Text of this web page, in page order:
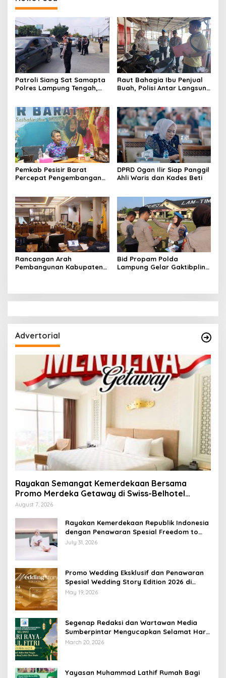
Patroli Siang Sat Samapta
Polres Lampung Tengah,
Raut Bahagia Ibu Penjual
Buah, Polisi Antar Langsung
Pemkab Pesisir Barat
Percepat Pengembangan
DPRD Ogan Ilir Siap Panggil
Ahli Waris dan Kades Beti
Rancangan Arah
Pembangunan Kabupaten
Bid Propam Polda
Lampung Gelar Gaktibplin
Advertorial
Rayakan Semangat Kemerdekaan Bersama
Promo Merdeka Getaway di Swiss-Belhotel
Lampung
August 7, 2026
Rayakan Kemerdekaan Republik Indonesia
dengan Penawaran Spesial Freedom to
Relax di Holiday Inn Lampung Bukit Randu
July 31, 2026
Promo Wedding Eksklusif dan Penawaran
Spesial Wedding Story Edition 2026 di
Swiss-Belhotel Lampung
May 19, 2026
Segenap Redaksi dan Wartawan Media
Sumberpintar Mengucapkan Selamat Hari
Raya Idul Fitri 1447 Hijriyah / 2026 M
March 20, 2026
Yayasan Muhammad Lathif Rumah Bagi